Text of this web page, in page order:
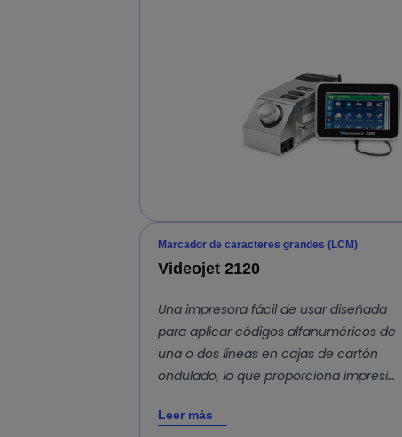
Marcador de caracteres grandes (LCM)
Videojet 2120
Una impresora fácil de usar diseñada
para aplicar códigos alfanuméricos de
una o dos líneas en cajas de cartón
ondulado, lo que proporciona impresi…
Leer más